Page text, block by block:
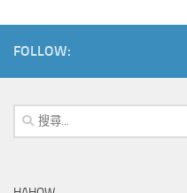
FOLLOW:
搜
尋